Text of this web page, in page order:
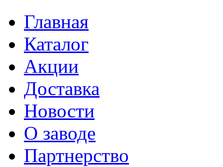
Главная
Каталог
Акции
Доставка
Новости
О заводе
Партнерство